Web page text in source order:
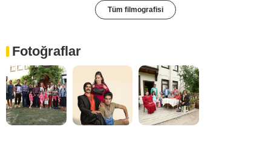
Tüm filmografisi
Fotoğraflar